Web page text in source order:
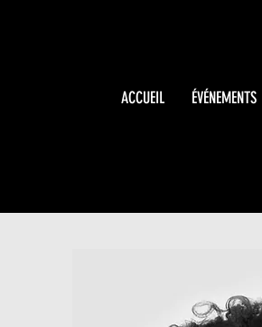
ACCUEIL ÉVÉNEMENTS